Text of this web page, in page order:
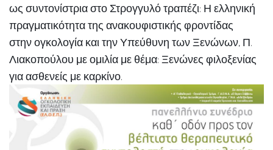
ως συντονίστρια στο Στρογγυλό τραπέζι: Η ελληνική
πραγματικότητα της ανακουφιστικής φροντίδας
στην ογκολογία και την Υπεύθυνη των Ξενώνων, Π.
Λιακοπούλου με ομιλία με θέμα: Ξενώνες φιλοξενίας
για ασθενείς με καρκίνο.